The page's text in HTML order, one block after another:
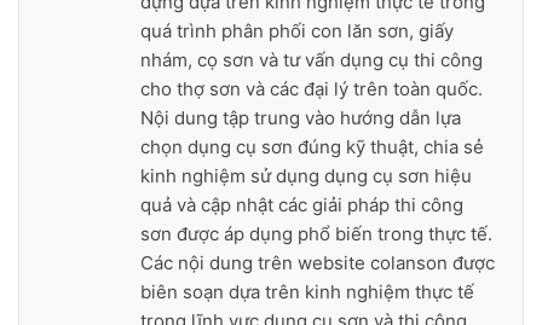
quá trình phân phối con lăn sơn, giấy
nhám, cọ sơn và tư vấn dụng cụ thi công
cho thợ sơn và các đại lý trên toàn quốc.
Nội dung tập trung vào hướng dẫn lựa
chọn dụng cụ sơn đúng kỹ thuật, chia sẻ
kinh nghiệm sử dụng dụng cụ sơn hiệu
quả và cập nhật các giải pháp thi công
sơn được áp dụng phổ biến trong thực tế.
Các nội dung trên website colanson được
biên soạn dựa trên kinh nghiệm thực tế